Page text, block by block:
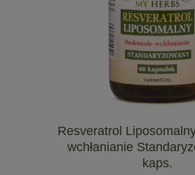
Resveratrol
wchłanianie
kaps.